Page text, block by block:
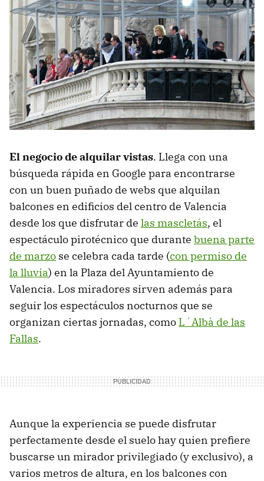
El negocio de alquilar vistas. Llega con una
búsqueda rápida en Google para encontrarse
con un buen puñado de webs que alquilan
balcones en edificios del centro de Valencia
desde los que disfrutar de las mascletás, el
espectáculo pirotécnico que durante buena parte
de marzo se celebra cada tarde (con permiso de
la lluvia) en la Plaza del Ayuntamiento de
Valencia. Los miradores sirven además para
seguir los espectáculos nocturnos que se
organizan ciertas jornadas, como L´Albà de las
Fallas.
Aunque la experiencia se puede disfrutar
perfectamente desde el suelo hay quien prefiere
buscarse un mirador privilegiado (y exclusivo), a
varios metros de altura, en los balcones con